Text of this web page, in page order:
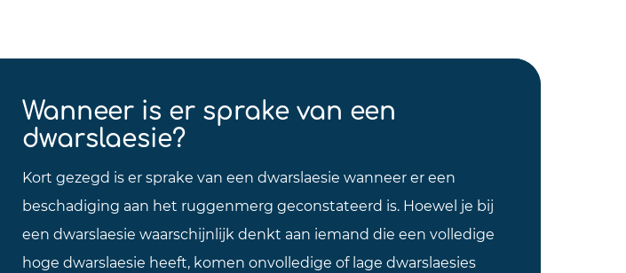
Wanneer is er sprake van een
dwarslaesie?
Kort gezegd is er sprake van een dwarslaesie wanneer er een
beschadiging aan het ruggenmerg geconstateerd is. Hoewel je bij
een dwarslaesie waarschijnlijk denkt aan iemand die een volledige
hoge dwarslaesie heeft, komen onvolledige of lage dwarslaesies